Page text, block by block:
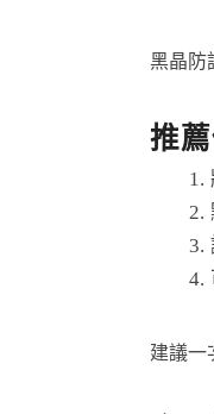
黑晶防
推
建議一